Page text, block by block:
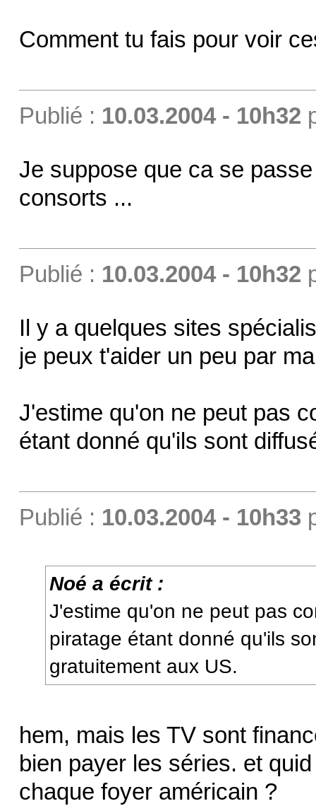
Comment tu fais pour voir
Publié : 10.03.2004 - 10h32
Je suppose que ca se
consorts ...
Publié : 10.03.2004 - 10h32
Il y a quelques sites
je peux t'aider un peu par
J'estime qu'on ne peut pas
étant donné qu'ils sont
Publié : 10.03.2004 - 10h33
Noé a écrit :
J'estime qu'on ne peut pas
piratage étant donné qu'ils
gratuitement aux US.
hem, mais les TV sont
bien payer les séries. et
chaque foyer américain ?